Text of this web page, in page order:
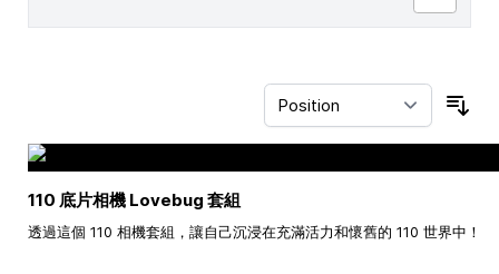
110 底片相機 Lovebug 套組
透過這個 110 相機套組，讓自己沉浸在充滿活力和懷舊的 110 世界中！